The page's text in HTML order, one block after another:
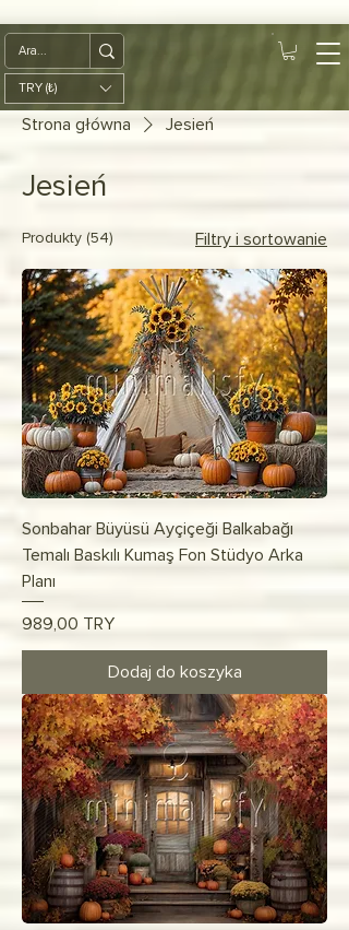
TRY (₺)
Strona główna Jesień
Jesień
Produkty (54) Filtry i sortowanie
Sonbahar Büyüsü Ayçiçeği Balkabağı
Temalı Baskılı Kumaş Fon Stüdyo Arka
Planı
Cena
989,00 TRY
Dodaj do koszyka